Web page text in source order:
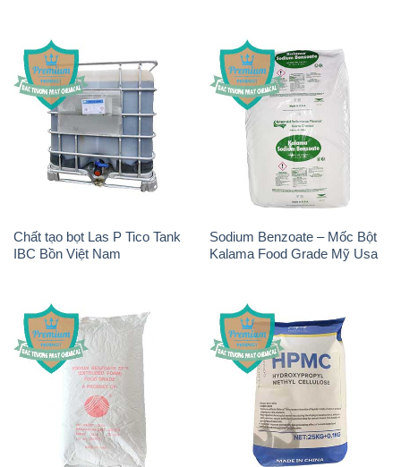
Chất tạo bọt Las P Tico Tank
IBC Bồn Việt Nam
Sodium Benzoate – Mốc Bột
Kalama Food Grade Mỹ Usa